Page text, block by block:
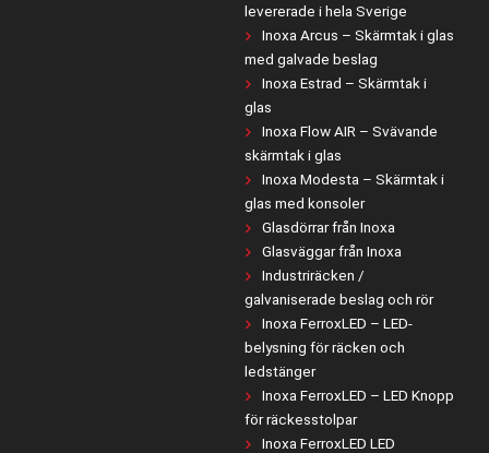
levererade i hela Sverige
Inoxa Arcus – Skärmtak i glas
med galvade beslag
Inoxa Estrad – Skärmtak i
glas
Inoxa Flow AIR – Svävande
skärmtak i glas
Inoxa Modesta – Skärmtak i
glas med konsoler
Glasdörrar från Inoxa
Glasväggar från Inoxa
Industriräcken /
galvaniserade beslag och rör
Inoxa FerroxLED – LED-
belysning för räcken och
ledstänger
Inoxa FerroxLED – LED Knopp
för räckesstolpar
Inoxa FerroxLED LED